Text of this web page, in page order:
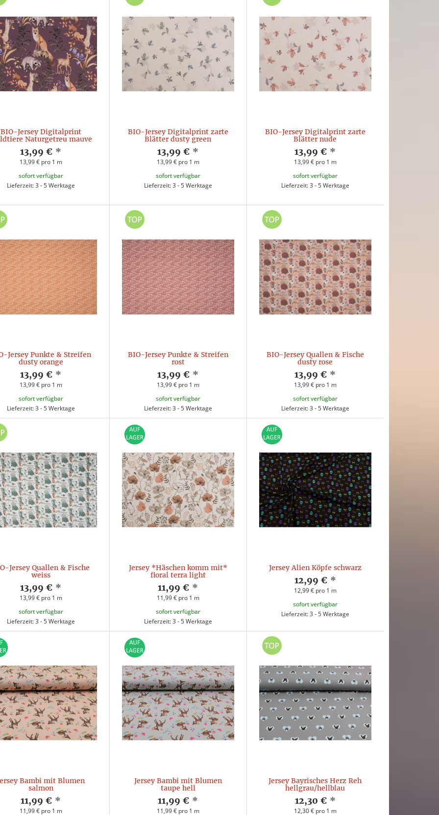
BIO-Jersey Digitalprint
Naturgetreu mauve
13,99 € *
13,99 € pro 1 m
sofort verfügbar
Lieferzeit: 3 - 5 Werktage
BIO-Jersey Digitalprint zarte
Blätter dusty green
13,99 € *
13,99 € pro 1 m
sofort verfügbar
Lieferzeit: 3 - 5 Werktage
BIO-Jersey Digitalprint zarte
Blätter nude
13,99 € *
13,99 € pro 1 m
sofort verfügbar
Lieferzeit: 3 - 5 Werktage
Jersey Punkte & Streifen
dusty orange
13,99 € *
13,99 € pro 1 m
sofort verfügbar
Lieferzeit: 3 - 5 Werktage
BIO-Jersey Punkte & Streifen
rost
13,99 € *
13,99 € pro 1 m
sofort verfügbar
Lieferzeit: 3 - 5 Werktage
BIO-Jersey Quallen & Fische
dusty rose
13,99 € *
13,99 € pro 1 m
sofort verfügbar
Lieferzeit: 3 - 5 Werktage
Jersey Quallen & Fische
weiss
13,99 € *
13,99 € pro 1 m
sofort verfügbar
Lieferzeit: 3 - 5 Werktage
Jersey *Häschen komm mit*
floral terra light
11,99 € *
11,99 € pro 1 m
sofort verfügbar
Lieferzeit: 3 - 5 Werktage
Jersey Alien Köpfe schwarz
12,99 € *
12,99 € pro 1 m
sofort verfügbar
Lieferzeit: 3 - 5 Werktage
Bambi mit Blumen
salmon
11,99 € *
11,99 € pro 1 m
Jersey Bambi mit Blumen
taupe hell
11,99 € *
11,99 € pro 1 m
Jersey Bayrisches Herz Reh
hellgrau/hellblau
12,30 € *
12,30 € pro 1 m